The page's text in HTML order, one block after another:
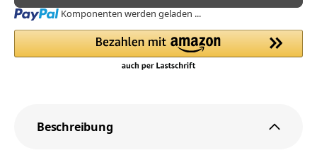
Loading... Komponenten werden geladen ...
Beschreibung